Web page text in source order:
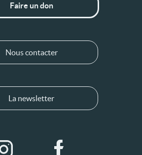
Faire un don
Nous contacter
La newsletter